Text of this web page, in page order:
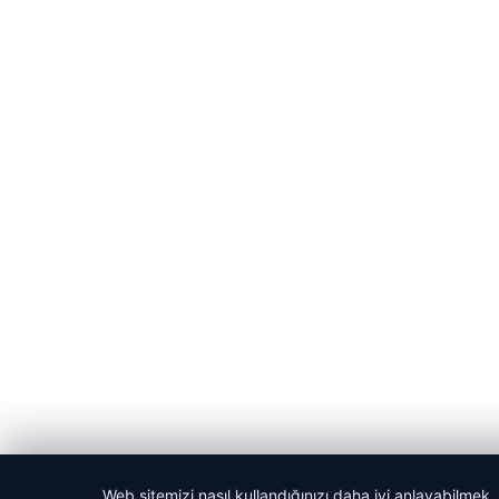
Web sitemizi nasıl kullandığınızı daha iyi